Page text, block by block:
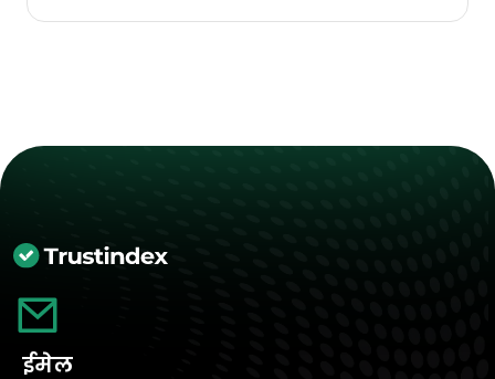
ईमेल